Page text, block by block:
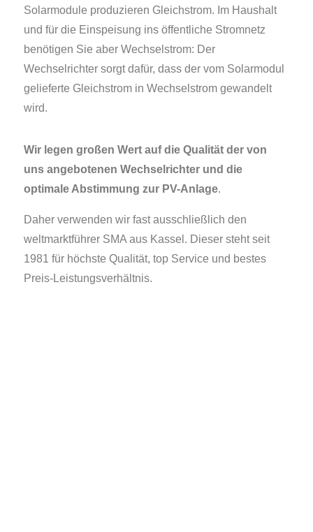
Solarmodule produzieren Gleichstrom. Im Haushalt
und für die Einspeisung ins öffentliche Stromnetz
benötigen Sie aber Wechselstrom: Der
Wechselrichter sorgt dafür, dass der vom Solarmodul
gelieferte Gleichstrom in Wechselstrom gewandelt
wird.
Wir legen großen Wert auf die Qualität der von
uns angebotenen Wechselrichter und die
optimale Abstimmung zur PV-Anlage.
Daher verwenden wir fast ausschließlich den
weltmarktführer SMA aus Kassel. Dieser steht seit
1981 für höchste Qualität, top Service und bestes
Preis-Leistungsverhältnis.